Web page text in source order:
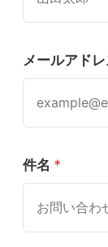
メールアドレ
件名 *